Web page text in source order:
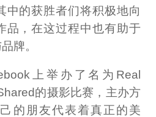
中的获胜者们将积极地向
品，在这过程中也有助于
牌。
上举办了名为Real
的摄影比赛，主办方
的朋友代表着真正的美